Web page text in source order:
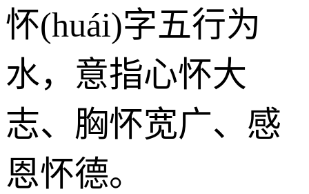
怀(huái)字五行为
水，意指心怀大
志、胸怀宽广、感
恩怀德。